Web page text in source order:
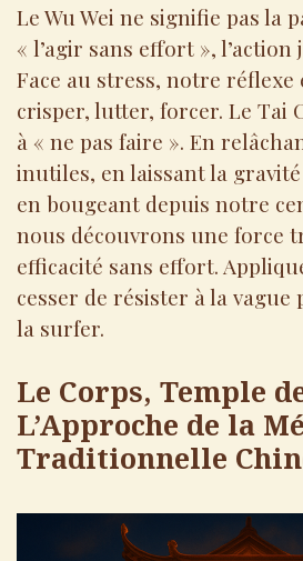
Le Wu Wei ne signifie pas la
« l’agir sans effort »,
Face au stress, notre réflexe
crisper, lutter, forcer. Le Tai
à « ne pas faire ». En
inutiles, en laissant la
en bougeant depuis notre
nous découvrons une force
efficacité sans effort.
cesser de résister à la
la surfer.
Le Corps, Temple
L’Approche de la
Traditionnelle